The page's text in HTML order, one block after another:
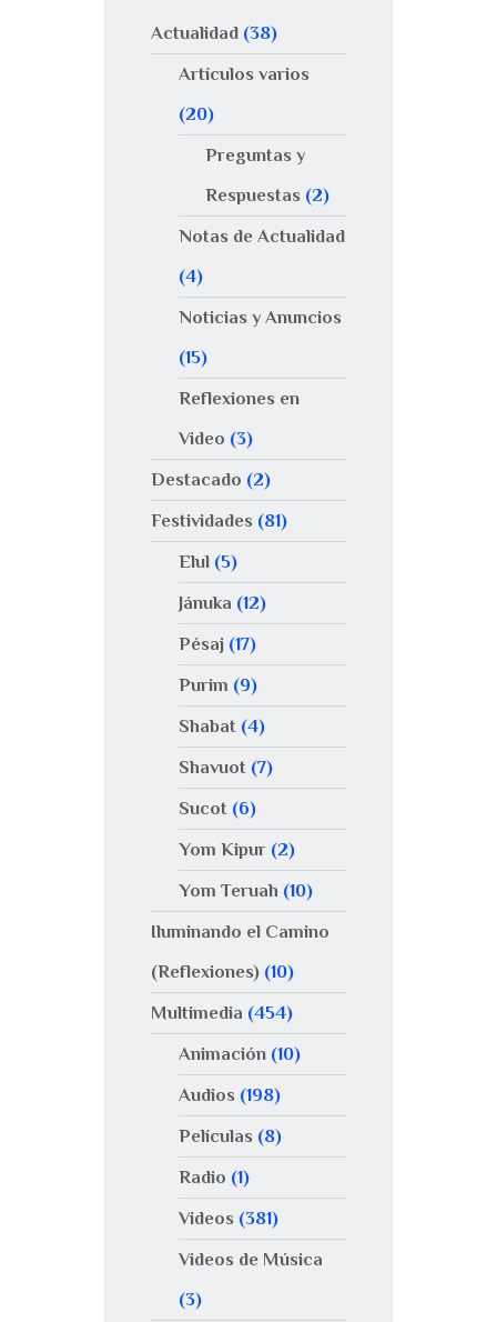
Actualidad (38)
Artículos varios
(20)
Preguntas y
Respuestas (2)
Notas de Actualidad
(4)
Noticias y Anuncios
(15)
Reflexiones en
Video (3)
Destacado (2)
Festividades (81)
Elul(5)
Jánuka (12)
Pésaj(17)
Purim (9)
Shabat (4)
Shavuot (7)
Sucot (6)
Yom Kipur(2)
Yom Teruah (10)
Iluminando el Camino
(Reflexiones) (10)
Multimedia (454)
Animación(10)
Audios (198)
Películas (8)
Radio (1)
Videos (381)
Videos de Música
(3)